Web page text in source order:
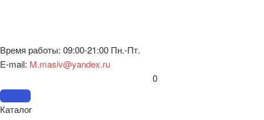
Время работы: 09:00-21:00 Пн.-Пт.
E-mail: M.masiv@yandex.ru
0
Каталог